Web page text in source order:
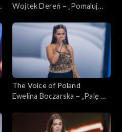
Wojtek Dereń – „Pomaluj
Poland”, Przesłuchania w
ciemno, 5 października 2024
The Voice of Poland
Ewelina Boczarska – „Palę w
Poland”, Przesłuchania w
ciemno, 5 października 2024